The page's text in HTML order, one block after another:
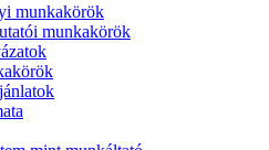
munkakörök
munkakörök